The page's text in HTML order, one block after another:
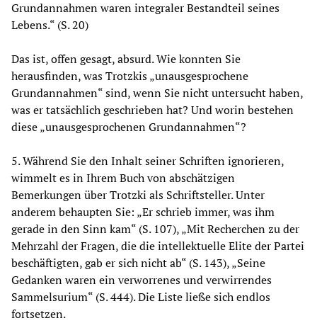
Grundannahmen waren integraler Bestandteil seines
Lebens.“ (S. 20)
Das ist, offen gesagt, absurd. Wie konnten Sie
herausfinden, was Trotzkis „unausgesprochene
Grundannahmen“ sind, wenn Sie nicht untersucht haben,
was er tatsächlich geschrieben hat? Und worin bestehen
diese „unausgesprochenen Grundannahmen“?
5. Während Sie den Inhalt seiner Schriften ignorieren,
wimmelt es in Ihrem Buch von abschätzigen
Bemerkungen über Trotzki als Schriftsteller. Unter
anderem behaupten Sie: „Er schrieb immer, was ihm
gerade in den Sinn kam“ (S. 107), „Mit Recherchen zu der
Mehrzahl der Fragen, die die intellektuelle Elite der Partei
beschäftigten, gab er sich nicht ab“ (S. 143), „Seine
Gedanken waren ein verworrenes und verwirrendes
Sammelsurium“ (S. 444). Die Liste ließe sich endlos
fortsetzen.